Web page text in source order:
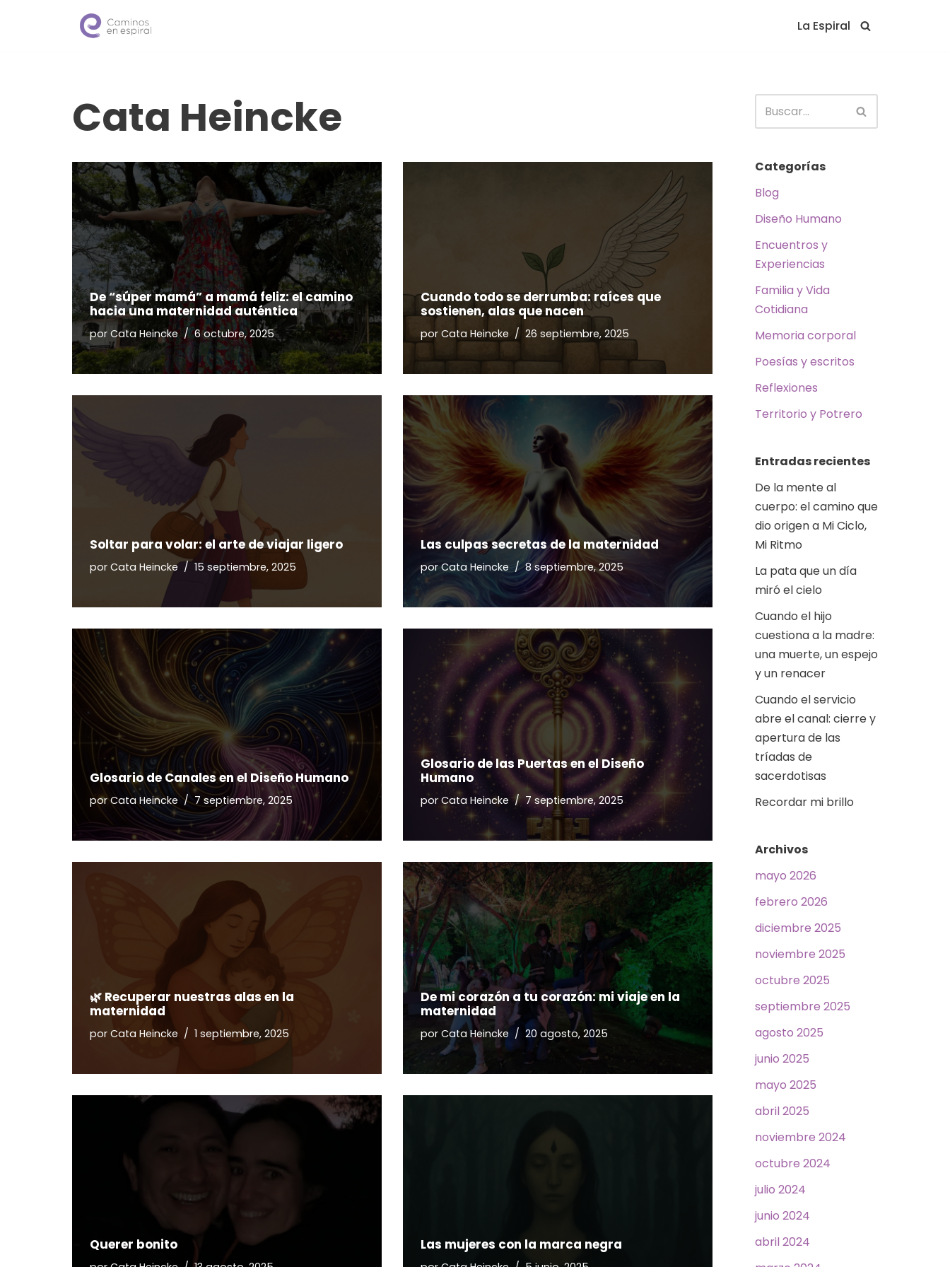
La Espiral
Cata Heincke
De “súper mamá” a mamá feliz: el camino
hacia una maternidad auténtica
por Cata Heincke 6 octubre, 2025
Cuando todo se derrumba: raíces que
sostienen, alas que nacen
por Cata Heincke 26 septiembre, 2025
Soltar para volar: el arte de viajar ligero
por Cata Heincke 15 septiembre, 2025
Las culpas secretas de la maternidad
porCata Heincke 8 septiembre, 2025
Glosario de Canales en el Diseño Humano
porCata Heincke 7 septiembre, 2025
Glosario de las Puertas en el Diseño
Humano
porCata Heincke 7 septiembre, 2025
🌿 Recuperar nuestras alas en la
maternidad
por Cata Heincke 1 septiembre, 2025
De mi corazón a tu corazón: mi viaje en la
maternidad
por Cata Heincke 20 agosto, 2025
Querer bonito Las mujeres con la marca negra
Categorías
Blog
Diseño Humano
Encuentros y
Experiencias
Familia y Vida
Cotidiana
Memoria corporal
Poesías y escritos
Reflexiones
Territorio y Potrero
Entradas recientes
De la mente al
cuerpo: el camino que
dio origen a Mi Ciclo,
Mi Ritmo
La pata que un día
miró el cielo
Cuando el hijo
cuestiona a la madre:
una muerte, un espejo
y un renacer
Cuando el servicio
abre el canal: cierre y
apertura de las
tríadas de
sacerdotisas
Recordar mi brillo
Archivos
mayo 2026
febrero 2026
diciembre 2025
noviembre 2025
octubre 2025
septiembre 2025
agosto 2025
junio 2025
mayo 2025
abril 2025
noviembre 2024
octubre 2024
julio 2024
junio 2024
abril 2024